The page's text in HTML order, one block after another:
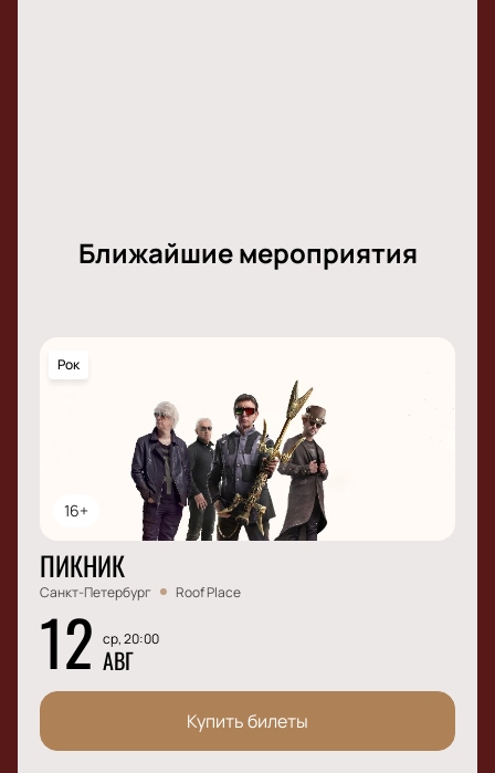
Ближайшие мероприятия
16+
Рок
ПИКНИК
Санкт-Петербург Roof Place
12 ср, 20:00
АВГ
Купить билеты